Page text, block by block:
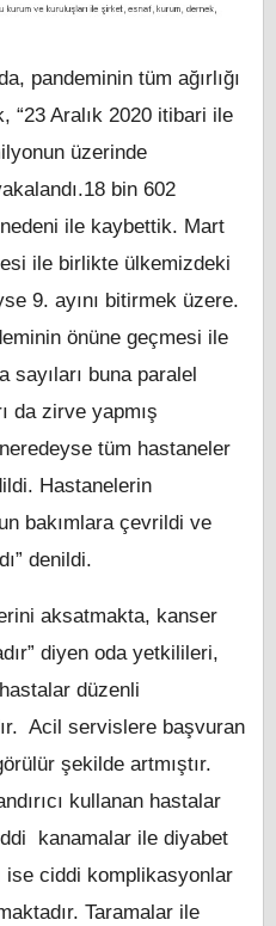
pandeminin tüm ağırlığı
“23 Aralık 2020 itibari ile
üzerinde
bin 602
ile kaybettik. Mart
ile birlikte ülkemizdeki
9. ayını bitirmek üzere.
önüne geçmesi ile
sayıları buna paralel
da zirve yapmış
tüm hastaneler
Hastanelerin
bakımlara çevrildi ve
denildi.
aksatmakta, kanser
diyen oda yetkilileri,
düzenli
Acil servislere başvuran
şekilde artmıştır.
kullanan hastalar
kanamalar ile diyabet
ise ciddi komplikasyonlar
Taramalar ile